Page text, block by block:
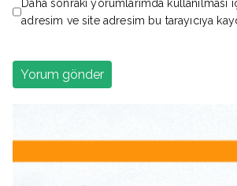
Daha sonraki yorumlarımda kullanılması
adresim ve site adresim bu tarayıcıya